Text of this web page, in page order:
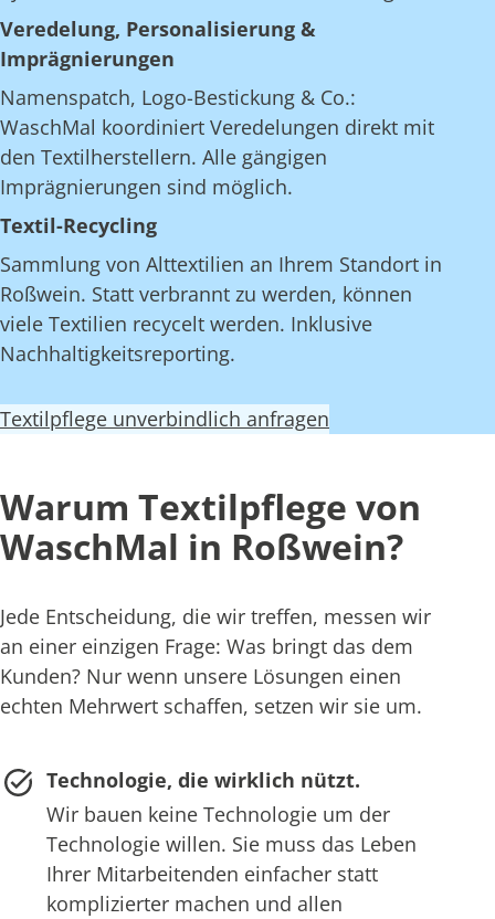
Veredelung, Personalisierung &
Imprägnierungen
Namenspatch, Logo-Bestickung & Co.:
WaschMal koordiniert Veredelungen direkt mit
den Textilherstellern. Alle gängigen
Imprägnierungen sind möglich.
Textil-Recycling
Sammlung von Alttextilien an Ihrem Standort in
Roßwein. Statt verbrannt zu werden, können
viele Textilien recycelt werden. Inklusive
Nachhaltigkeitsreporting.
Textilpflege unverbindlich anfragen
Warum Textilpflege von
WaschMal in Roßwein?
Jede Entscheidung, die wir treffen, messen wir
an einer einzigen Frage: Was bringt das dem
Kunden? Nur wenn unsere Lösungen einen
echten Mehrwert schaffen, setzen wir sie um.
Technologie, die wirklich nützt.
Wir bauen keine Technologie um der
Technologie willen. Sie muss das Leben
Ihrer Mitarbeitenden einfacher statt
komplizierter machen und allen